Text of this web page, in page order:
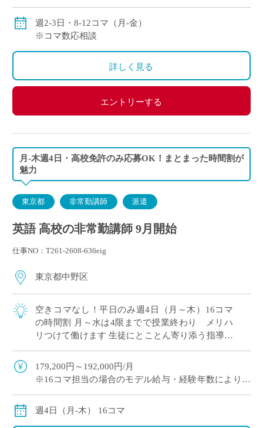
員経験年数により変動)
週2-3日・8-12コマ（月-金）
※コマ数応相談
詳しく見る
エントリーする
月-木週4日・高校免許のみ応募OK！まとまった時間割が
魅力
東京都 非常勤講師 派遣
英語 高校の非常勤講師 9月開始
仕事NO：T261-2608-636eig
東京都中野区
空きコマなし！平日のみ週4日（月～木）16コマ
の時間割 月～水は4限までで授業終わり メリハ
リつけて働けます 生徒にとことん寄り添う指導が
る先生が多い学校
179,200円～192,000円/月
※16コマ担当の場合のモデル給与・経験年数により変
週4日（月-木） 16コマ